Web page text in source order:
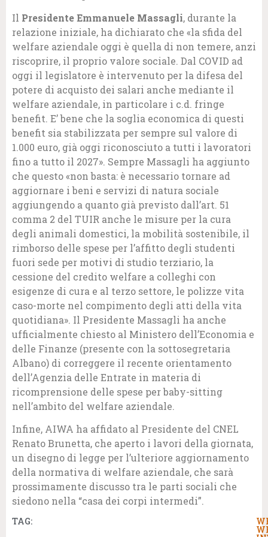
Il Presidente Emmanuele Massagli, durante la
relazione iniziale, ha dichiarato che «la sfida del
welfare aziendale oggi è quella di non temere, anzi
riscoprire, il proprio valore sociale. Dal COVID ad
oggi il legislatore è intervenuto per la difesa del
potere di acquisto dei salari anche mediante il
welfare aziendale, in particolare i c.d. fringe
benefit. E’ bene che la soglia economica di questi
benefit sia stabilizzata per sempre sul valore di
1.000 euro, già oggi riconosciuto a tutti i lavoratori
fino a tutto il 2027». Sempre Massagli ha aggiunto
che questo «non basta: è necessario tornare ad
aggiornare i beni e servizi di natura sociale
aggiungendo a quanto già previsto dall’art. 51
comma 2 del TUIR anche le misure per la cura
degli animali domestici, la mobilità sostenibile, il
rimborso delle spese per l’affitto degli studenti
fuori sede per motivi di studio terziario, la
cessione del credito welfare a colleghi con
esigenze di cura e al terzo settore, le polizze vita
caso-morte nel compimento degli atti della vita
quotidiana». Il Presidente Massagli ha anche
ufficialmente chiesto al Ministero dell’Economia e
delle Finanze (presente con la sottosegretaria
Albano) di correggere il recente orientamento
dell’Agenzia delle Entrate in materia di
ricomprensione delle spese per baby-sitting
nell’ambito del welfare aziendale.
Infine, AIWA ha affidato al Presidente del CNEL
Renato Brunetta, che aperto i lavori della giornata,
un disegno di legge per l’ulteriore aggiornamento
della normativa di welfare aziendale, che sarà
prossimamente discusso tra le parti sociali che
siedono nella “casa dei corpi intermedi”.
TAG: